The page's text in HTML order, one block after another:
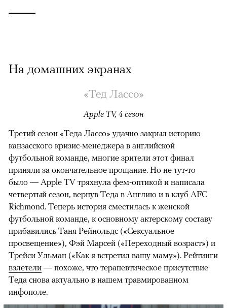
На домашних экранах
«Тед Лассо»
Apple TV, 4 сезон
00:00 / 00:00
Третий сезон «Теда Лассо» удачно закрыл историю
канзасского кризис-менеджера в английской
футбольной команде, многие зрители этот финал
приняли за окончательное прощание. Но не тут-то
было — Apple TV тряхнула фем-оптикой и написала
четвертый сезон, вернув Теда в Англию и в клуб AFC
Richmond. Теперь история сместилась к женской
футбольной команде, к основному актерскому составу
прибавились Таня Рейнольдс («Сексуальное
просвещение»), Фэй Марсей («Переходный возраст») и
Трейси Ульман («Как я встретил вашу маму»). Рейтинги
взлетели — похоже, что терапевтическое присутствие
Теда снова актуально в нашем травмированном
инфополе.